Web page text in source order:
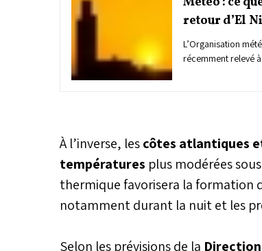
retour d’El
L’Organisation
récemment relevé
épisodes de
fortes.
À l’inverse, lescôtes atlantiques
températures plus modérées
thermique favorisera la formation
notamment durant la nuit et les
Selon les prévisions de la